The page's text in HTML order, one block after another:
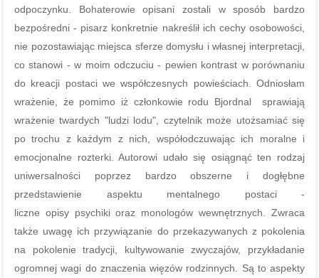
odpoczynku. Bohaterowie opisani zostali w sposób bardzo
bezpośredni - pisarz konkretnie nakreślił ich cechy osobowości,
nie pozostawiając miejsca sferze domysłu i własnej interpretacji,
co stanowi - w moim odczuciu - pewien kontrast w porównaniu
do kreacji postaci we współczesnych powieściach. Odniosłam
wrażenie, że pomimo iż członkowie rodu Bjordnal sprawiają
wrażenie twardych "ludzi lodu", czytelnik może utożsamiać się
po trochu z każdym z nich, współodczuwając ich moralne i
emocjonalne rozterki. Autorowi udało się osiągnąć ten rodzaj
uniwersalności poprzez bardzo obszerne i dogłębne
przedstawienie aspektu mentalnego postaci -
liczne opisy psychiki oraz monologów wewnętrznych. Zwraca
także uwagę ich przywiązanie do przekazywanych z pokolenia
na pokolenie tradycji, kultywowanie zwyczajów, przykładanie
ogromnej wagi do znaczenia więzów rodzinnych. Są to aspekty